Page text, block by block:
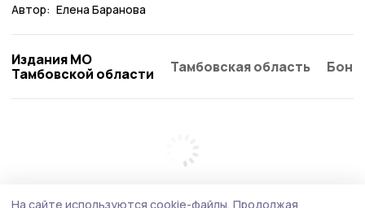
Автор: Елена Баранова
Издания МО
Тамбовской области
Тамбовская область
На сайте используются cookie-файлы. Продолжая